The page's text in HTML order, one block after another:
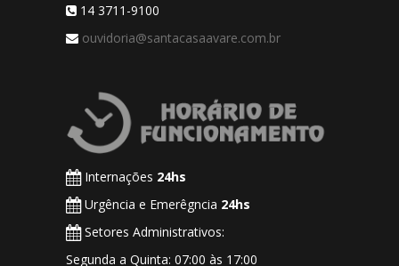
14 3711-9100
ouvidoria@santacasaavare.com.br
Internações 24hs
Urgência e Emerêgncia 24hs
Setores Administrativos:
Segunda a Quinta: 07:00 às 17:00